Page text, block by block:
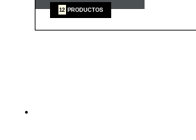
12 PRODUCTOS